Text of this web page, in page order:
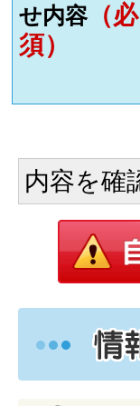
せ内容（必
須）